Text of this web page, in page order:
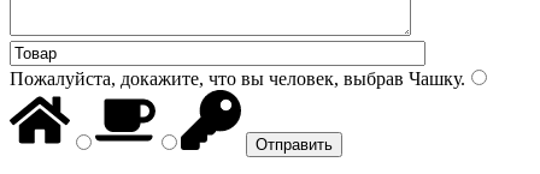
Пожалуйста, докажите, что вы человек, выбрав Чашку.